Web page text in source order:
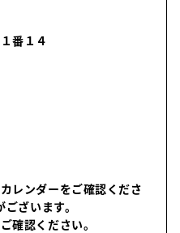
番１４
レンダーをご確認くださ
ざいます。
確認ください。